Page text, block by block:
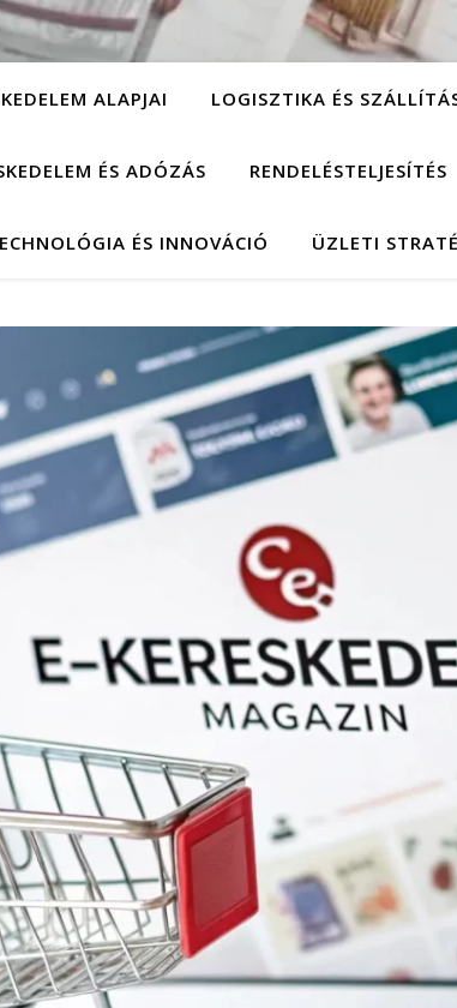
ALAPJAI LOGISZTIKA ÉS
ÉS ADÓZÁS RENDELÉSTELJESÍTÉS
ÉS INNOVÁCIÓ ÜZLETI